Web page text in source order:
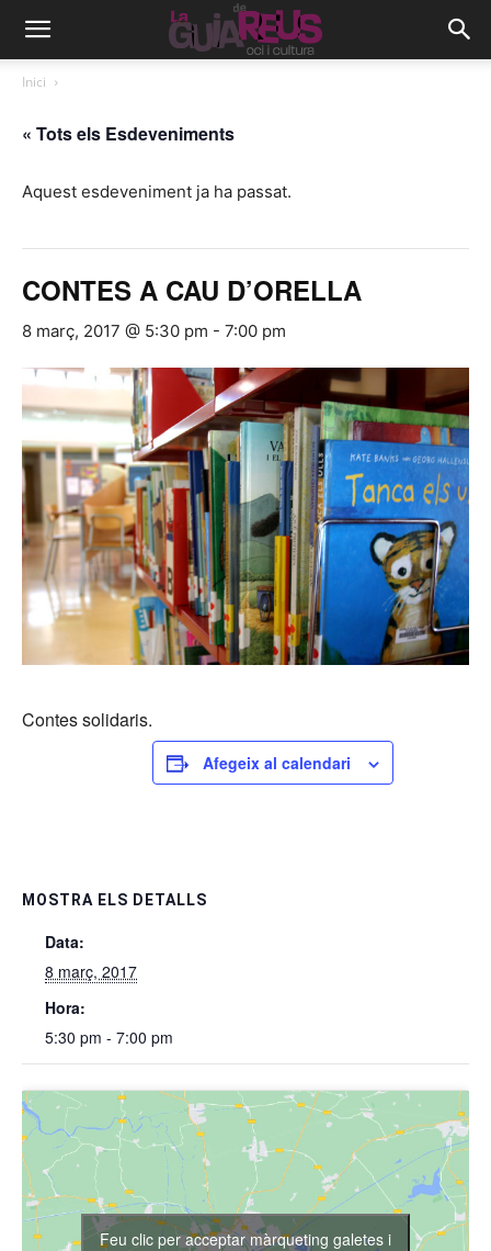
Inici
« Tots els Esdeveniments
Aquest esdeveniment ja ha passat.
CONTES A CAU D’ORELLA
8 març, 2017 @ 5:30 pm - 7:00 pm
Contes solidaris.
Afegeix al calendari
MOSTRA ELS DETALLS
Data:
8 març, 2017
Hora:
5:30 pm - 7:00 pm
Feu clic per acceptar màrqueting galetes i